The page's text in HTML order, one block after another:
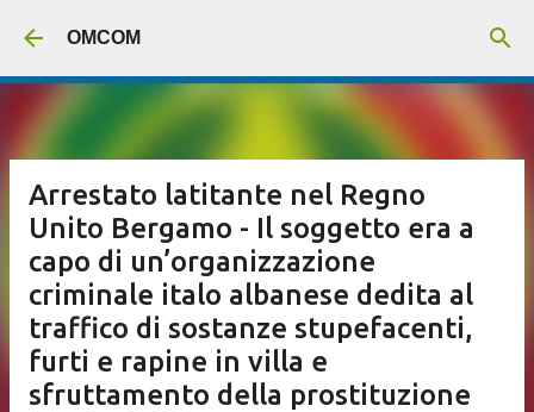
OMCOM
Arrestato latitante nel Regno
Unito Bergamo - Il soggetto era a
capo di un’organizzazione
criminale italo albanese dedita al
traffico di sostanze stupefacenti,
furti e rapine in villa e
sfruttamento della prostituzione